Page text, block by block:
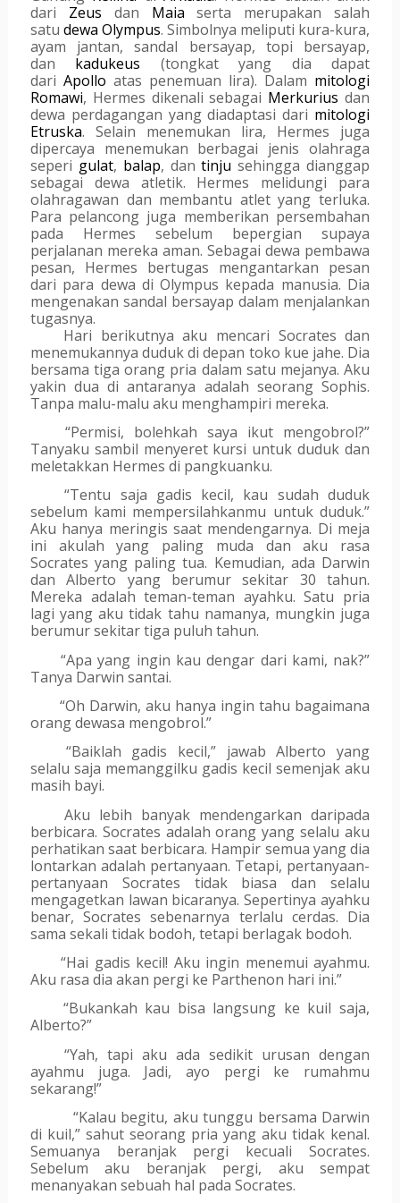
dari Zeus dan Maia serta merupakan salah
satu dewa Olympus. Simbolnya meliputi kura-kura,
ayam jantan, sandal bersayap, topi bersayap,
dan kadukeus (tongkat yang dia dapat
dari Apollo atas penemuan lira). Dalam mitologi
Romawi, Hermes dikenali sebagai Merkurius dan
dewa perdagangan yang diadaptasi dari mitologi
Etruska. Selain menemukan lira, Hermes juga
dipercaya menemukan berbagai jenis olahraga
seperi gulat, balap, dan tinju sehingga dianggap
sebagai dewa atletik. Hermes melidungi para
olahragawan dan membantu atlet yang terluka.
Para pelancong juga memberikan persembahan
pada Hermes sebelum bepergian supaya
perjalanan mereka aman. Sebagai dewa pembawa
pesan, Hermes bertugas mengantarkan pesan
dari para dewa di Olympus kepada manusia. Dia
mengenakan sandal bersayap dalam menjalankan
tugasnya.
Hari berikutnya aku mencari Socrates dan
menemukannya duduk di depan toko kue jahe. Dia
bersama tiga orang pria dalam satu mejanya. Aku
yakin dua di antaranya adalah seorang Sophis.
Tanpa malu-malu aku menghampiri mereka.
“Permisi, bolehkah saya ikut mengobrol?”
Tanyaku sambil menyeret kursi untuk duduk dan
meletakkan Hermes di pangkuanku.
“Tentu saja gadis kecil, kau sudah duduk
sebelum kami mempersilahkanmu untuk duduk.”
Aku hanya meringis saat mendengarnya. Di meja
ini akulah yang paling muda dan aku rasa
Socrates yang paling tua. Kemudian, ada Darwin
dan Alberto yang berumur sekitar 30 tahun.
Mereka adalah teman-teman ayahku. Satu pria
lagi yang aku tidak tahu namanya, mungkin juga
berumur sekitar tiga puluh tahun.
“Apa yang ingin kau dengar dari kami, nak?”
Tanya Darwin santai.
“Oh Darwin, aku hanya ingin tahu bagaimana
orang dewasa mengobrol.”
“Baiklah gadis kecil,” jawab Alberto yang
selalu saja memanggilku gadis kecil semenjak aku
masih bayi.
Aku lebih banyak mendengarkan daripada
berbicara. Socrates adalah orang yang selalu aku
perhatikan saat berbicara. Hampir semua yang dia
lontarkan adalah pertanyaan. Tetapi, pertanyaan-
pertanyaan Socrates tidak biasa dan selalu
mengagetkan lawan bicaranya. Sepertinya ayahku
benar, Socrates sebenarnya terlalu cerdas. Dia
sama sekali tidak bodoh, tetapi berlagak bodoh.
“Hai gadis kecil! Aku ingin menemui ayahmu.
Aku rasa dia akan pergi ke Parthenon hari ini.”
“Bukankah kau bisa langsung ke kuil saja,
Alberto?”
“Yah, tapi aku ada sedikit urusan dengan
ayahmu juga. Jadi, ayo pergi ke rumahmu
sekarang!”
“Kalau begitu, aku tunggu bersama Darwin
di kuil,” sahut seorang pria yang aku tidak kenal.
Semuanya beranjak pergi kecuali Socrates.
Sebelum aku beranjak pergi, aku sempat
menanyakan sebuah hal pada Socrates.